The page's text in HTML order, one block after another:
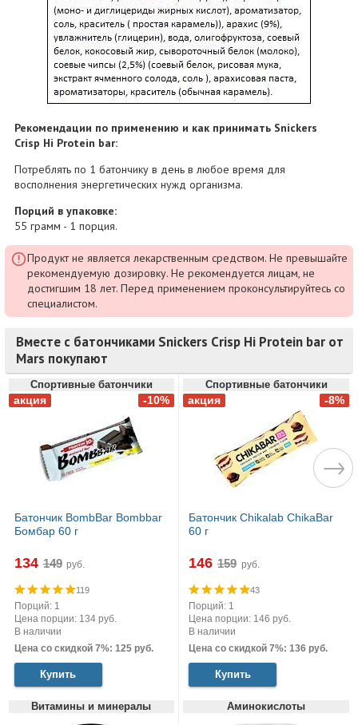
Рекомендации по применению и как принимать Snickers
Crisp Hi Protein bar:
Потреблять по 1 батончику в день в любое время для
восполнения энергетических нужд организма.
Порций в упаковке:
55 грамм - 1 порция.
Продукт не является лекарственным средством. Не превышайте
рекомендуемую дозировку. Не рекомендуется лицам, не
достигшим 18 лет. Перед применением проконсультируйтесь со
специалистом.
Вместе с батончиками Snickers Crisp Hi Protein bar от
Mars покупают
Спортивные батончики
Батончик BombBar Bombbar
Бомбар 60 г
134 руб.
119
Порций: 1
Цена порции: 134 руб.
В наличии
Цена со скидкой 7%: 125 руб.
Купить
Спортивные батончики
Батончик Chikalab ChikaBar
60 г
146 руб.
43
Порций: 1
Цена порции: 146 руб.
В наличии
Цена со скидкой 7%: 136 руб.
Купить
Витамины и минералы Аминокислоты